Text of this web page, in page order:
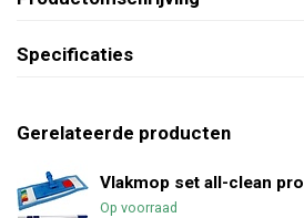
Specificaties
Gerelateerde producten
Vlakmop set all-clean pro
Op voorraad